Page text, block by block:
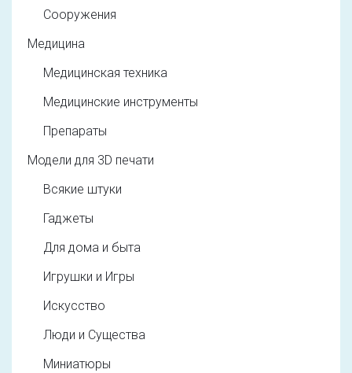
Сооружения
Медицина
Медицинская техника
Медицинские инструменты
Препараты
Модели для 3D печати
Всякие штуки
Гаджеты
Для дома и быта
Игрушки и Игры
Искусство
Люди и Существа
Миниатюры